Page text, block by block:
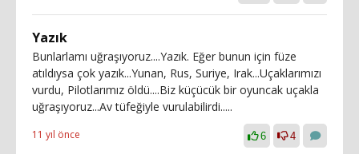
Yazık
Bunlarlamı uğraşıyoruz....Yazık. Eğer bunun için füze
atıldıysa çok yazık...Yunan, Rus, Suriye, Irak...Uçaklarımızı
vurdu, Pilotlarımız öldü....Biz küçücük bir oyuncak uçakla
uğraşıyoruz...Av tüfeğiyle vurulabilirdi.....
11 yıl önce 6 4